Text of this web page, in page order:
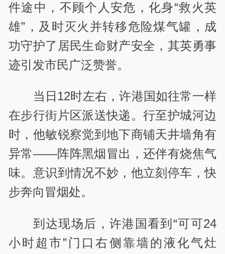
件途中，不顾个人安危，化身“救火英
雄” ，及时灭火并转移危险煤气罐，成
功守护了居民生命财产安全，其英勇事
迹引发市民广泛赞誉。
当日 12时左右，许港国如往常一样
在步行街片区派送快递。行至护城河边
时，他敏锐察觉到地下商铺天井墙角有
异常——阵阵黑烟冒出，还伴有烧焦气
味。意识到情况不妙，他立刻停车，快
步奔向冒烟处。
到达现场后，许港国看到“可可24
小时超市”门口右侧靠墙的液化气灶